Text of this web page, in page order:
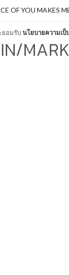
ยอมรับนโยบายความเป็
OF YOU MAKES